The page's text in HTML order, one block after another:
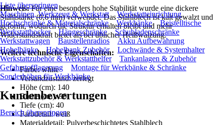
Hinweis:Für eine besonders hohe Stabilität wurde eine dickere
Stahlstärke (0,6 mm) verwendet. Das Stahlblech ist kalt gewalzt und
geformt, wodurch die Struktur erhalten bleibt und mehr
Widerstandskraft bietet als bei üblicher Heißwalzung.
Weitere technische Eigenschaften:
Farbe: white
Versandzustand: zerlegt
Höhe (cm): 140
Breite (cm): 90
Tiefe (cm): 40
Farbdetail: weiß
Materialdetail: Pulverbeschichtetes Stahlblech
Liste überspringen
Maschinen, Werkzeug & Werkstatt
Werkstatteinrichtung
Hochschränke & Materialschränke
Werkbänke
Beistelltische
Werkstatthocker
Hängeschränke
Schubladenschränke
Werkstattwagen
Baustellenradios
Akku Aufbewahrung
Hobelbänke
Hobelbank Zubehör
Lochwände & Systemhalter
Werkstattzubehör & Werkstatthelfer
Tankanlagen & Zubehör
Gefahrstofflagerung
Montage für Werkbänke & Schränke
Sonderhöhen für Werkbänke
Kundenbewertungen
Bereich überspringen